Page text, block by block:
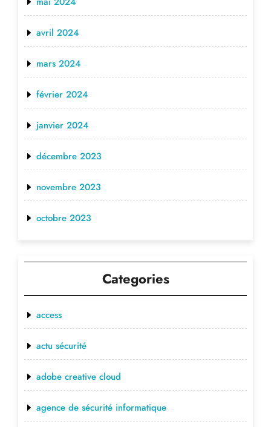
avril 2024
mars 2024
février 2024
janvier 2024
décembre 2023
novembre 2023
octobre 2023
Categories
access
actu sécurité
adobe creative cloud
agence de sécurité informatique